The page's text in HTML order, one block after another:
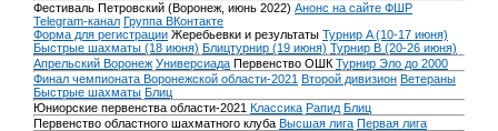
Фестиваль Петровский (Воронеж, июнь 2022) Анонс на сайте ФШР
Telegram-канал Группа ВКонтакте
Форма для регистрации Жеребьевки и результаты Турнир A (10-17 июня)
Быстрые шахматы (18 июня) Блицтурнир (19 июня) Турнир B (20-26 июня)
Апрельский Воронеж Универсиада Первенство ОШК Турнир Эло до 2000
Финал чемпионата Воронежской области-2021 Второй дивизион Ветераны
Быстрые шахматы Блиц
Юниорские первенства области-2021 Классика Рапид Блиц
Первенство областного шахматного клуба Высшая лига Первая лига